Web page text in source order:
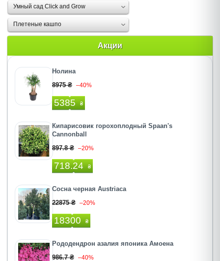
Умный сад Click and Grow
Плетеные кашпо
Акции
Нолина
8975 ₴ –40%
5385 ₴
Кипарисовик горохоплодный Spaan's
Cannonball
897.8 ₴ –20%
718.24 ₴
Сосна черная Austriaca
22875 ₴ –20%
18300 ₴
Рододендрон азалия японика Амоена
986.7 ₴ –40%